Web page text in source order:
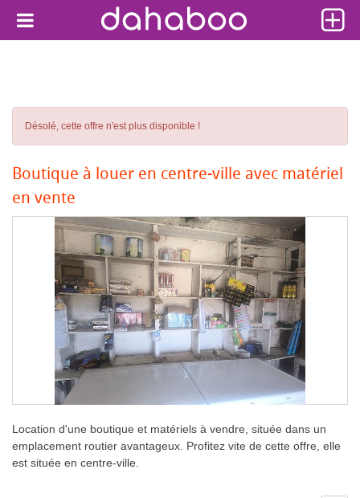
Désolé, cette offre n'est plus disponible !
Boutique à louer en centre-ville avec matériel
en vente
Location d'une boutique et matériels à vendre, située dans un
emplacement routier avantageux. Profitez vite de cette offre, elle
est située en centre-ville.